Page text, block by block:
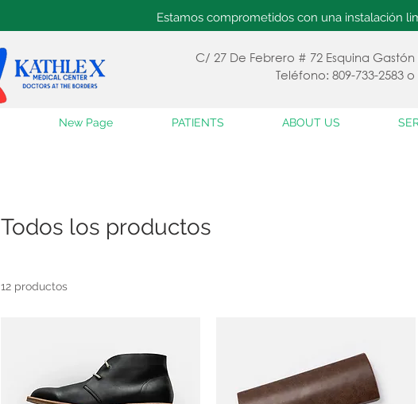
Estamos comprometidos con una instalación
C/ 27 De Febrero # 72 Esquina
Teléfono: 809-733-2583
New Page PATIENTS ABOUT US
Todos los productos
12 productos